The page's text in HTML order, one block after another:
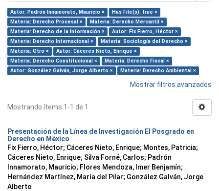
Autor: Padrón Innamorato, Mauricio ×
Has File(s): true ×
Materia: Derecho Procesal ×
Materia: Derecho Mercantil ×
Materia: Derecho de la Información ×
Autor: Fix Fierro, Héctor ×
Materia: Derecho Internacional ×
Materia: Sociología del Derecho ×
Materia: Otro ×
Autor: Cáceres Nieto, Enrique ×
Materia: Derecho Constitucional ×
Materia: Derecho Fiscal ×
Autor: González Galván, Jorge Alberto ×
Materia: Derecho Ambiental ×
Mostrar filtros avanzados
Mostrando ítems 1-1 de 1
Presentación de la Línea de Investigación El Posgrado en
Derecho en México
Fix Fierro, Héctor; Cáceres Nieto, Enrique; Montes, Patricia;
Cáceres Nieto, Enrique; Silva Forné, Carlos; Padrón
Innamorato, Mauricio; Flores Mendoza, Imer Benjamín;
Hernández Martínez, María del Pilar; González Galván, Jorge
Alberto